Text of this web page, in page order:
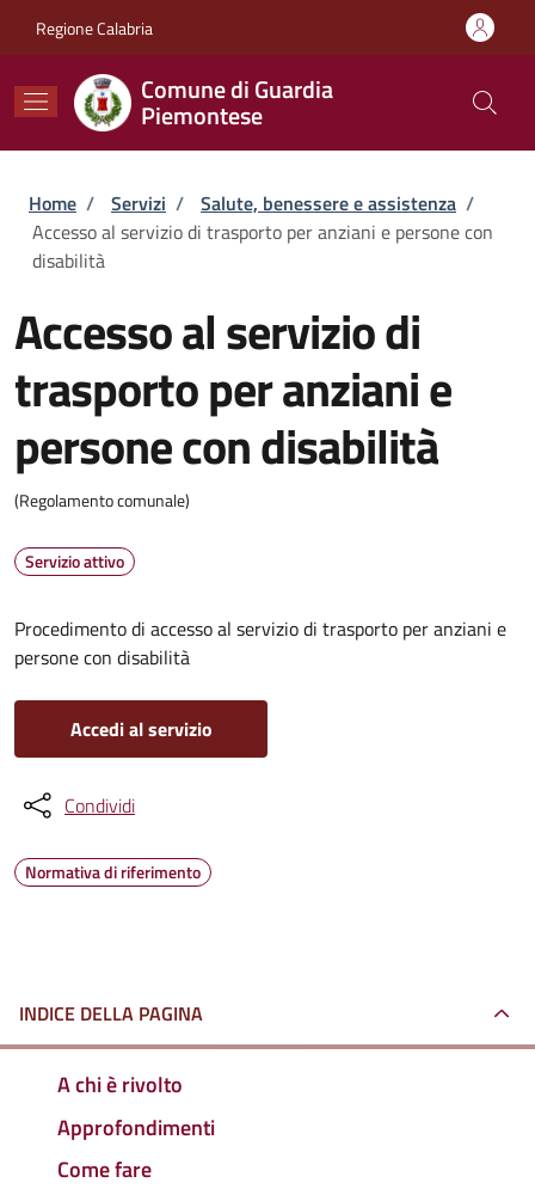
Regione Calabria
Comune di Guardia
Piemontese
Briciole di pane
Home / Servizi / Salute, benessere e assistenza /
Accesso al servizio di trasporto per anziani e persone con
disabilità
Accesso al servizio di
trasporto per anziani e
persone con disabilità
(Regolamento comunale)
Servizio attivo
Procedimento di accesso al servizio di trasporto per anziani e
persone con disabilità
Accedi al servizio
Condividi
Normativa di riferimento
INDICE DELLA PAGINA
A chi è rivolto
Approfondimenti
Come fare